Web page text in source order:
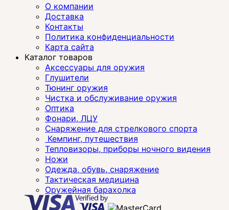
О компании
Доставка
Контакты
Политика конфиденциальности
Карта сайта
Каталог товаров
Аксессуары для оружия
Глушители
Тюнинг оружия
Чистка и обслуживание оружия
Оптика
Фонари, ЛЦУ
Снаряжение для стрелкового спорта
Кемпинг, путешествия
Тепловизоры, приборы ночного видения
Ножи
Одежда, обувь, снаряжение
Тактическая медицина
Оружейная барахолка